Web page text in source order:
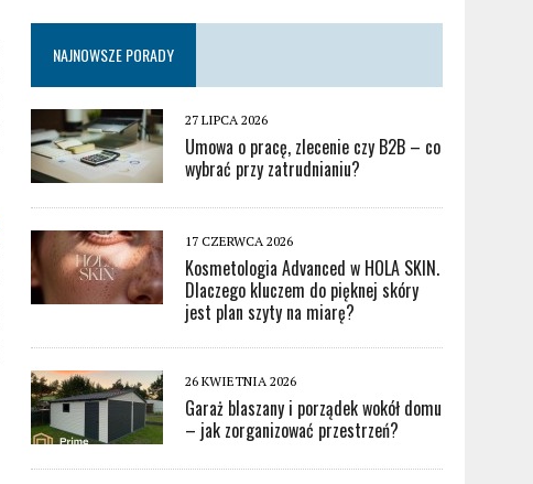
NAJNOWSZE PORADY
27 LIPCA 2026
Umowa o pracę, zlecenie czy B2B – co
wybrać przy zatrudnianiu?
17 CZERWCA 2026
Kosmetologia Advanced w HOLA SKIN.
Dlaczego kluczem do pięknej skóry
jest plan szyty na miarę?
26 KWIETNIA 2026
Garaż blaszany i porządek wokół domu
– jak zorganizować przestrzeń?